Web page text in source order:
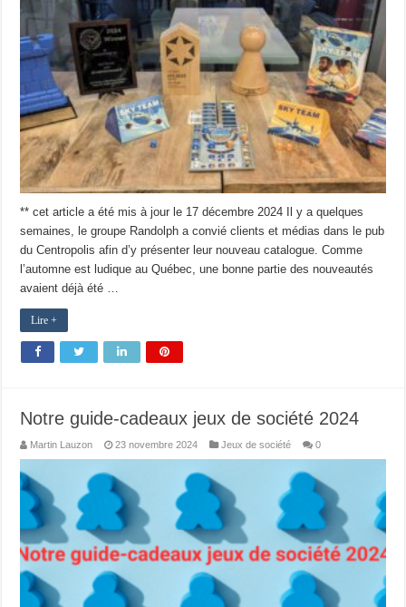
** cet article a été mis à jour le 17 décembre 2024 Il y a quelques
semaines, le groupe Randolph a convié clients et médias dans le pub
du Centropolis afin d’y présenter leur nouveau catalogue. Comme
l’automne est ludique au Québec, une bonne partie des nouveautés
avaient déjà été …
Lire +
Notre guide-cadeaux jeux de société 2024
Martin Lauzon 23 novembre 2024 Jeux de société 0